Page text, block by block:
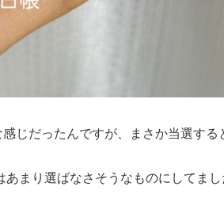
じだったんですが、まさか当選する
まり選ばなさそうなものにしてまし